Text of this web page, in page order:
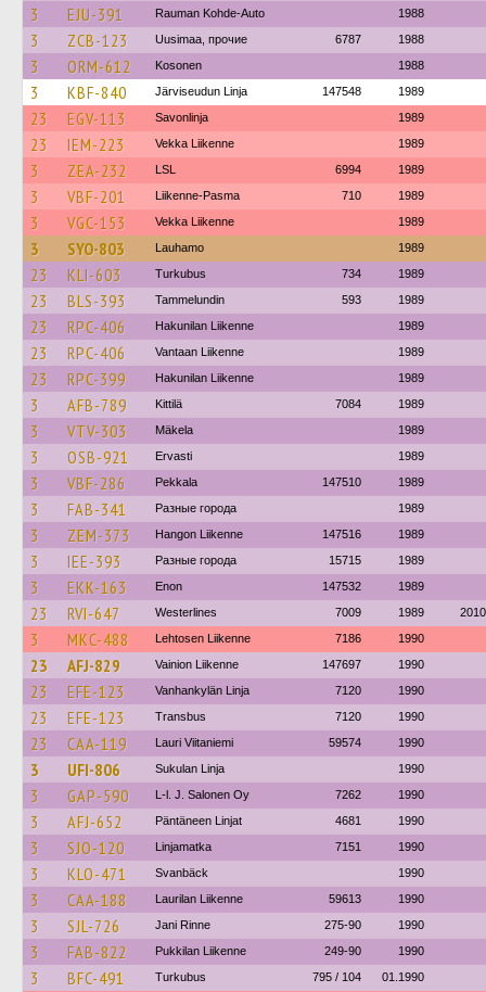
3 EJU-391 Rauman Kohde-Auto 1988
3 ZCB-123 Uusimaa, прочие 6787 1988
3 ORM-612 Kosonen 1988
3 KBF-840 Järviseudun Linja 147548 1989
23 EGV-113 Savonlinja 1989
23 IEM-223 Vekka Liikenne 1989
3 ZEA-232 LSL 6994 1989
3 VBF-201 Liikenne-Pasma 710 1989
3 VGC-153 Vekka Liikenne 1989
3 SYO-803 Lauhamo 1989
23 KLI-603 Turkubus 734 1989
23 BLS-393 Tammelundin 593 1989
23 RPC-406 Hakunilan Liikenne 1989
23 RPC-406 Vantaan Liikenne 1989
23 RPC-399 Hakunilan Liikenne 1989
3 AFB-789 Kittilä 7084 1989
3 VTV-303 Mäkela 1989
3 OSB-921 Ervasti 1989
3 VBF-286 Pekkala 147510 1989
3 FAB-341 Разные города 1989
3 ZEM-373 Hangon Liikenne 147516 1989
3 IEE-393 Разные города 15715 1989
3 EKK-163 Enon 147532 1989
23 RVI-647 Westerlines 7009 1989 2010
3 MKC-488 Lehtosen Liikenne 7186 1990
23 AFJ-829 Vainion Liikenne 147697 1990
23 EFE-123 Vanhankylän Linja 7120 1990
23 EFE-123 Transbus 7120 1990
23 CAA-119 Lauri Viitaniemi 59574 1990
3 UFI-806 Sukulan Linja 1990
3 GAP-590 L-l. J. Salonen Oy 7262 1990
3 AFJ-652 Päntäneen Linjat 4681 1990
3 SJO-120 Linjamatka 7151 1990
3 KLO-471 Svanbäck 1990
3 CAA-188 Laurilan Liikenne 59613 1990
3 SJL-726 Jani Rinne 275-90 1990
3 FAB-822 Pukkilan Liikenne 249-90 1990
3 BFC-491 Turkubus 795 / 104 01.1990